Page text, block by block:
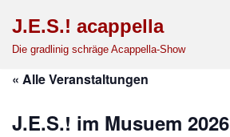
Zum
springen
J.E.S.! acappella
Die gradlinig schräge Acappella-Show
« Alle Veranstaltungen
J.E.S.! im Musuem 2026